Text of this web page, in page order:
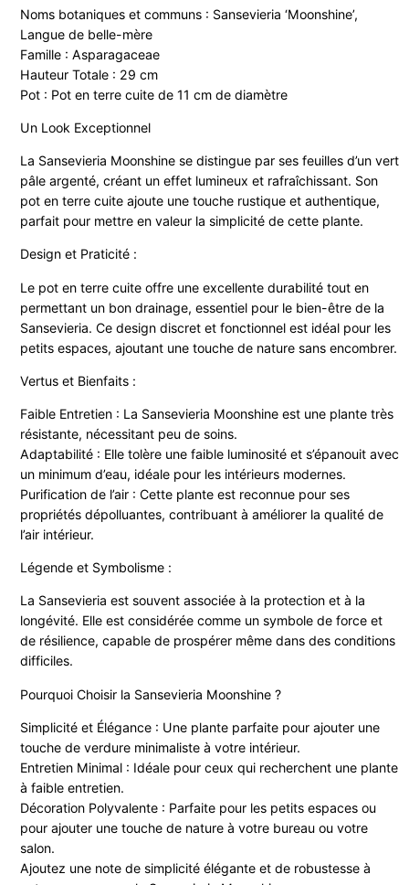
Noms botaniques et communs : Sansevieria ‘Moonshine’,
Langue de belle-mère
Famille : Asparagaceae
Hauteur Totale : 29 cm
Pot : Pot en terre cuite de 11 cm de diamètre
Un Look Exceptionnel
La Sansevieria Moonshine se distingue par ses feuilles d’un vert
pâle argenté, créant un effet lumineux et rafraîchissant. Son
pot en terre cuite ajoute une touche rustique et authentique,
parfait pour mettre en valeur la simplicité de cette plante.
Design et Praticité :
Le pot en terre cuite offre une excellente durabilité tout en
permettant un bon drainage, essentiel pour le bien-être de la
Sansevieria. Ce design discret et fonctionnel est idéal pour les
petits espaces, ajoutant une touche de nature sans encombrer.
Vertus et Bienfaits :
Faible Entretien : La Sansevieria Moonshine est une plante très
résistante, nécessitant peu de soins.
Adaptabilité : Elle tolère une faible luminosité et s’épanouit avec
un minimum d’eau, idéale pour les intérieurs modernes.
Purification de l’air : Cette plante est reconnue pour ses
propriétés dépolluantes, contribuant à améliorer la qualité de
l’air intérieur.
Légende et Symbolisme :
La Sansevieria est souvent associée à la protection et à la
longévité. Elle est considérée comme un symbole de force et
de résilience, capable de prospérer même dans des conditions
difficiles.
Pourquoi Choisir la Sansevieria Moonshine ?
Simplicité et Élégance : Une plante parfaite pour ajouter une
touche de verdure minimaliste à votre intérieur.
Entretien Minimal : Idéale pour ceux qui recherchent une plante
à faible entretien.
Décoration Polyvalente : Parfaite pour les petits espaces ou
pour ajouter une touche de nature à votre bureau ou votre
salon.
Ajoutez une note de simplicité élégante et de robustesse à